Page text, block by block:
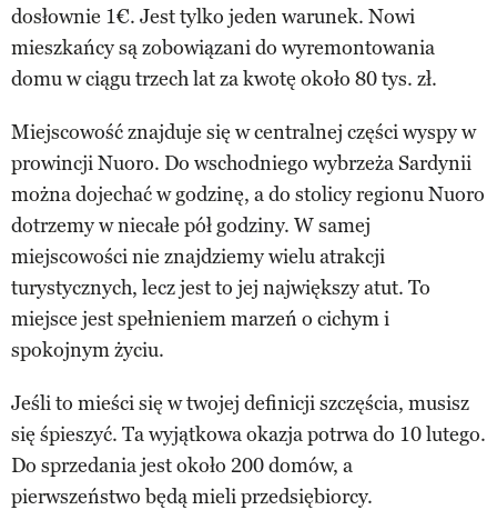
dosłownie 1€. Jest tylko jeden warunek. Nowi
mieszkańcy są zobowiązani do wyremontowania
domu w ciągu trzech lat za kwotę około 80 tys. zł.
Miejscowość znajduje się w centralnej części wyspy w
prowincji Nuoro. Do wschodniego wybrzeża Sardynii
można dojechać w godzinę, a do stolicy regionu Nuoro
dotrzemy w niecałe pół godziny. W samej
miejscowości nie znajdziemy wielu atrakcji
turystycznych, lecz jest to jej największy atut. To
miejsce jest spełnieniem marzeń o cichym i
spokojnym życiu.
Jeśli to mieści się w twojej definicji szczęścia, musisz
się śpieszyć. Ta wyjątkowa okazja potrwa do 10 lutego.
Do sprzedania jest około 200 domów, a
pierwszeństwo będą mieli przedsiębiorcy.